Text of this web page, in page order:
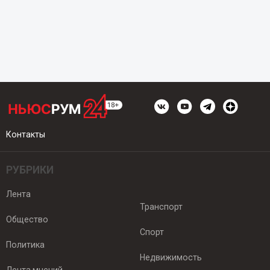
Контакты
РУБРИКИ
Лента
Общество
Политика
Транспорт
Спорт
Недвижимость